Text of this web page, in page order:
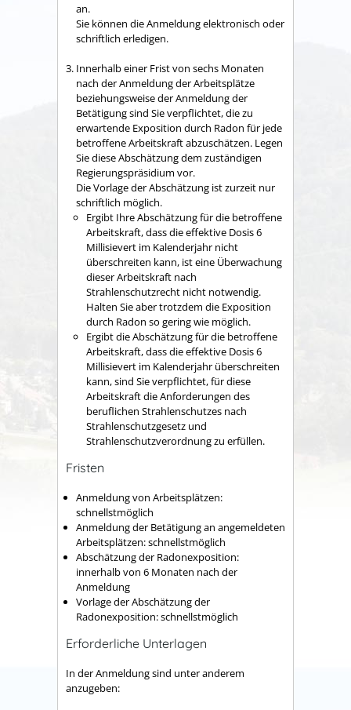
an.
Sie können die Anmeldung elektronisch oder
schriftlich erledigen.
Innerhalb einer Frist von sechs Monaten
nach der Anmeldung der Arbeitsplätze
beziehungsweise der Anmeldung der
Betätigung sind Sie verpflichtet, die zu
erwartende Exposition durch Radon für jede
betroffene Arbeitskraft abzuschätzen. Legen
Sie diese Abschätzung dem zuständigen
Regierungspräsidium vor.
Die Vorlage der Abschätzung ist zurzeit nur
schriftlich möglich.
Ergibt Ihre Abschätzung für die betroffene
Arbeitskraft, dass die effektive Dosis 6
Millisievert im Kalenderjahr nicht
überschreiten kann, ist eine Überwachung
dieser Arbeitskraft nach
Strahlenschutzrecht nicht notwendig.
Halten Sie aber trotzdem die Exposition
durch Radon so gering wie möglich.
Ergibt die Abschätzung für die betroffene
Arbeitskraft, dass die effektive Dosis 6
Millisievert im Kalenderjahr überschreiten
kann, sind Sie verpflichtet, für diese
Arbeitskraft die Anforderungen des
beruflichen Strahlenschutzes nach
Strahlenschutzgesetz und
Strahlenschutzverordnung zu erfüllen.
Fristen
Anmeldung von Arbeitsplätzen:
schnellstmöglich
Anmeldung der Betätigung an angemeldeten
Arbeitsplätzen: schnellstmöglich
Abschätzung der Radonexposition:
innerhalb von 6 Monaten nach der
Anmeldung
Vorlage der Abschätzung der
Radonexposition: schnellstmöglich
Erforderliche Unterlagen
In der Anmeldung sind unter anderem
anzugeben: